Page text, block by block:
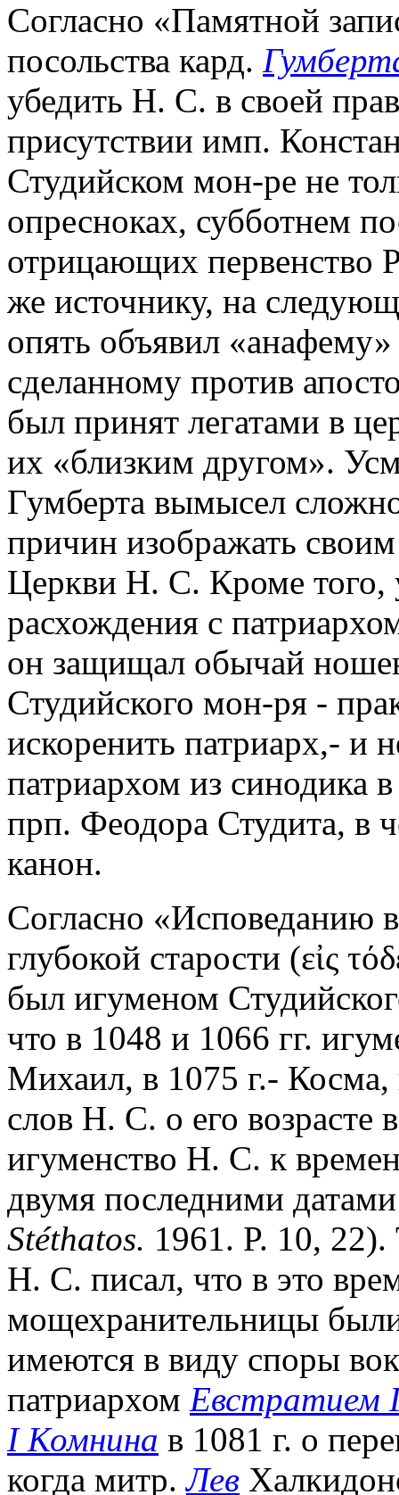
Согласно «Памятной
посольства кард.
убедить Н. С. в своей
присутствии имп.
Студийском мон-ре не
опресноках, субботнем
отрицающих первенство
же источнику, на
опять объявил
сделанному против
был принят легатами в
их «близким другом».
Гумберта вымысел
причин изображать
Церкви Н. С. Кроме
расхождения с
он защищал обычай
Студийского мон-ря -
искоренить патриарх,- и
патриархом из синодика
прп. Феодора Студита, в
канон.
Согласно «Исповеданию
глубокой старости (εἰς
был игуменом
что в 1048 и 1066 гг.
Михаил, в 1075 г.-
слов Н. С. о его
игуменство Н. С. к
двумя последними
Stéthatos. 1961. P. 10,
Н. С. писал, что в это
мощехранительницы
имеются в виду споры
патриархом Евстратием
I Комнина в 1081 г. о
когда митр.Лев